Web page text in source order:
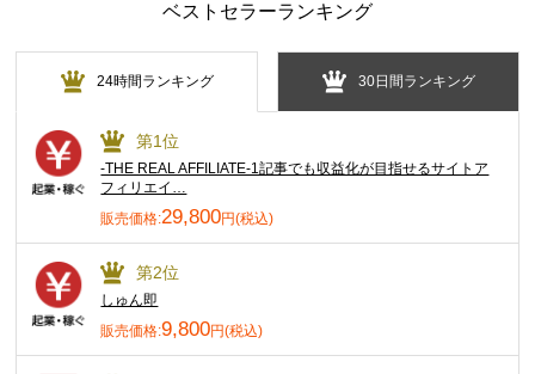
ベストセラーランキング
24時間ランキング 30日間ランキング
第1位
-THE REAL AFFILIATE-1記事でも収益化が目指せるサイトア
フィリエイ…
販売価格:29,800円(税込)
第2位
しゅん即
販売価格:9,800円(税込)